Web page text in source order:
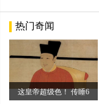
热门奇闻
这皇帝超级色！ 传睡6